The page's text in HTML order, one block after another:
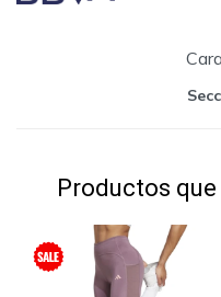
Productos